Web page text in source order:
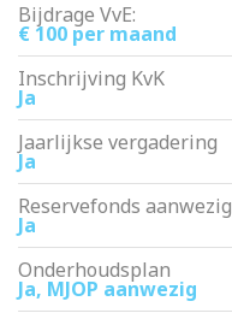
Bijdrage VvE:
€ 100 per maand
Inschrijving KvK
Ja
Jaarlijkse vergadering
Ja
Reservefonds aanwezig
Ja
Onderhoudsplan
Ja, MJOP aanwezig